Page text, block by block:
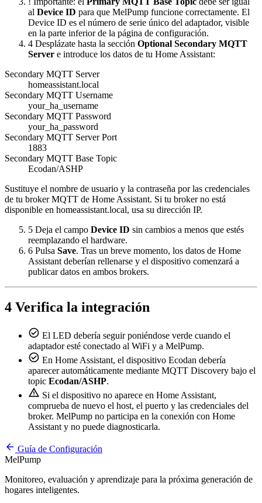
al Device ID para que MelPump funcione correctamente. El
Device ID es el número de serie único del adaptador, visible
en la parte inferior de la página de configuración.
4 Desplázate hasta la sección Optional Secondary MQTT
Server e introduce los datos de tu Home Assistant:
Secondary MQTT Server
homeassistant.local
Secondary MQTT Username
your_ha_username
Secondary MQTT Password
your_ha_password
Secondary MQTT Server Port
1883
Secondary MQTT Base Topic
Ecodan/ASHP
Sustituye el nombre de usuario y la contraseña por las credenciales
de tu broker MQTT de Home Assistant. Si tu broker no está
disponible en homeassistant.local, usa su dirección IP.
5 Deja el campo Device ID sin cambios a menos que estés
reemplazando el hardware.
6 Pulsa Save. Tras un breve momento, los datos de Home
Assistant deberían rellenarse y el dispositivo comenzará a
publicar datos en ambos brokers.
4 Verifica la integración
check_circle El LED debería seguir poniéndose verde cuando el
adaptador esté conectado al WiFi y a MelPump.
check_circle En Home Assistant, el dispositivo Ecodan debería
aparecer automáticamente mediante MQTT Discovery bajo el
topic Ecodan/ASHP.
warning Si el dispositivo no aparece en Home Assistant,
comprueba de nuevo el host, el puerto y las credenciales del
broker. MelPump no participa en la conexión con Home
Assistant y no puede diagnosticarla.
arrow_back Guía de Configuración
MelPump
Monitoreo, evaluación y aprendizaje para la próxima generación de
hogares inteligentes.